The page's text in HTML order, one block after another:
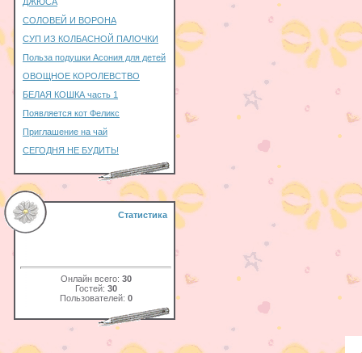
СОЛОВЕЙ И ВОРОНА
СУП ИЗ КОЛБАСНОЙ ПАЛОЧКИ
Польза подушки Асония для детей
ОВОЩНОЕ КОРОЛЕВСТВО
БЕЛАЯ КОШКА часть 1
Появляется кот Феликс
Приглашение на чай
СЕГОДНЯ НЕ БУДИТЬ!
Статистика
Онлайн всего: 30
Гостей: 30
Пользователей: 0